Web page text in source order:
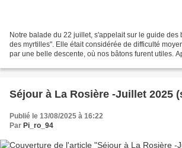
Notre balade du 22 juillet, s'appelait sur le guide des
des myrtilles". Elle était considérée de difficulté
par une belle descente, où nos bâtons furent utiles.
Séjour à La Rosière -Juillet 2025
Publié le 13/08/2025 à 16:22
Par Pi_ro_94